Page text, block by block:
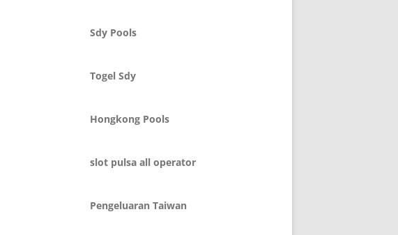
Sdy Pools
Togel Sdy
Hongkong Pools
slot pulsa all operator
Pengeluaran Taiwan